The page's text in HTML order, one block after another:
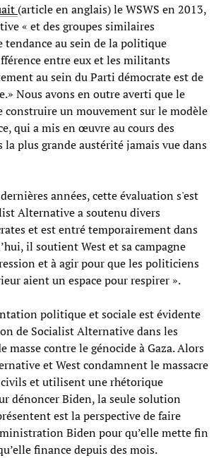
(article en anglais) le WSWS en 2013,
« et des groupes similaires
tendance au sein de la politique
entre eux et les militants
au sein du Parti démocrate est de
Nous avons en outre averti que le
construire un mouvement sur le modèle
qui a mis en œuvre au cours des
la plus grande austérité jamais vue dans
années, cette évaluation s'est
Alternative a soutenu divers
et est entré temporairement dans
il soutient West et sa campagne
et à agir pour que les politiciens
aient un espace pour respirer ».
politique et sociale est évidente
de Socialist Alternative dans les
masse contre le génocide à Gaza. Alors
et West condamnent le massacre
et utilisent une rhétorique
dénoncer Biden, la seule solution
est la perspective de faire
Biden pour qu’elle mette fin
finance depuis des mois.